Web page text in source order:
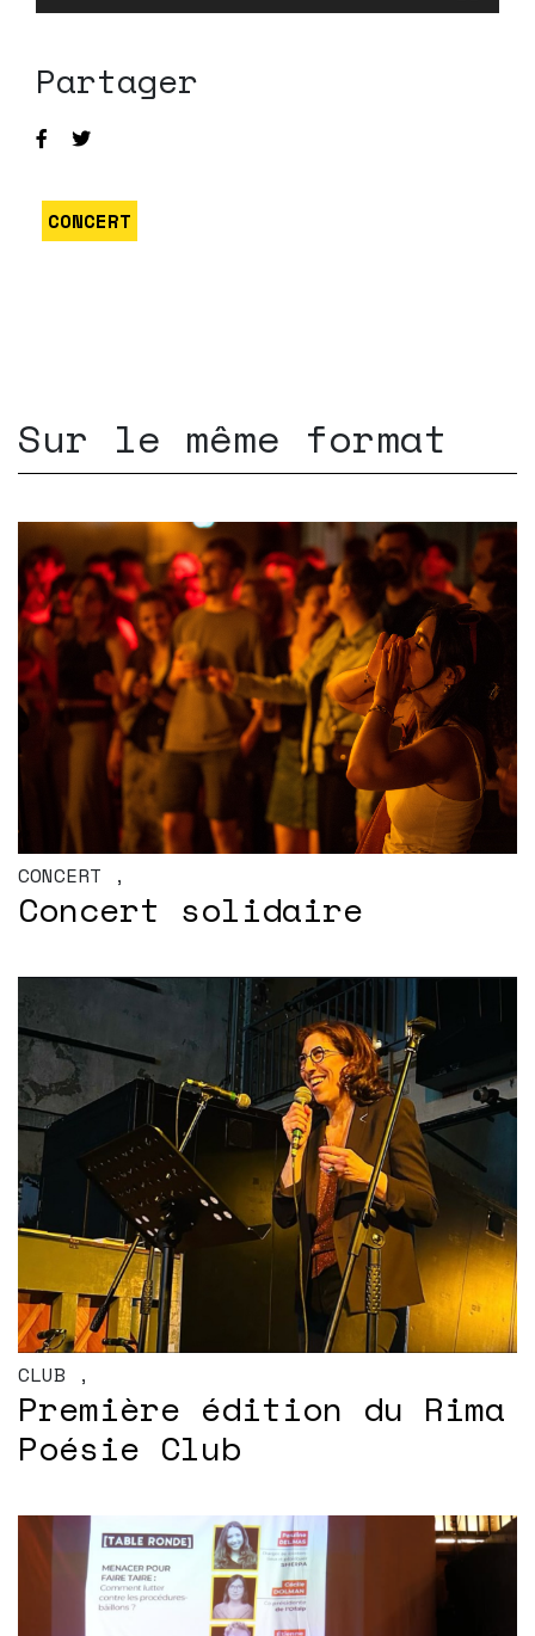
Partager
CONCERT
Sur le même format
CONCERT ,
Concert solidaire
CLUB ,
Première édition du Rima
Poésie Club